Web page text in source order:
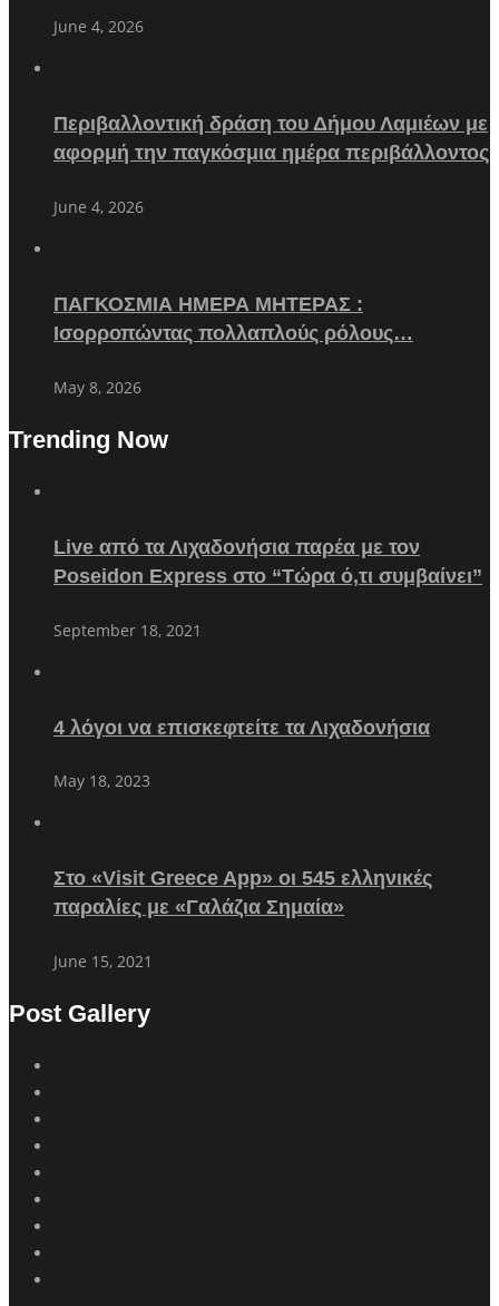
June 4, 2026
Περιβαλλοντική δράση του Δήμου Λαμιέων με
αφορμή την παγκόσμια ημέρα περιβάλλοντος
June 4, 2026
ΠΑΓΚΟΣΜΙΑ ΗΜΕΡΑ ΜΗΤΕΡΑΣ :
Ισορροπώντας πολλαπλούς ρόλους…
May 8, 2026
Trending Now
Live από τα Λιχαδονήσια παρέα με τον
Poseidon Express στο “Τώρα ό,τι συμβαίνει”
September 18, 2021
4 λόγοι να επισκεφτείτε τα Λιχαδονήσια
May 18, 2023
Στο «Visit Greece App» οι 545 ελληνικές
παραλίες με «Γαλάζια Σημαία»
June 15, 2021
Post Gallery